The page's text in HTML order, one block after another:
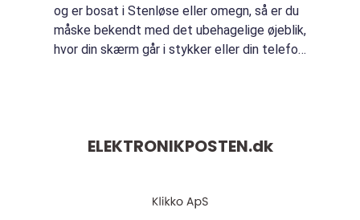
og er bosat i Stenløse eller omegn, så er du
måske bekendt med det ubehagelige øjeblik,
hvor din skærm går i stykker eller din telefon
ELEKTRONIKPOSTEN.dk